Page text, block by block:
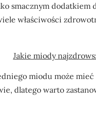
smacznym dodatkiem
właściwości
Jakie miody
miodu może mieć
dlatego warto